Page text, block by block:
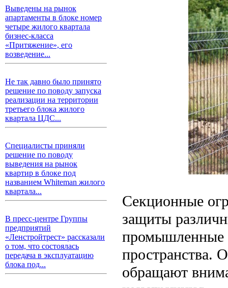
Выведены на рынок
апартаменты в блоке номер
четыре жилого квартала
бизнес-класса
«Притяжение», его
возведение...
Не так давно было принято
решение по поводу запуска
реализации на территории
третьего блока жилого
квартала ЦДС...
Специалисты приняли
решение по поводу
выведения на рынок
квартир в блоке под
названием Whiteman жилого
квартала...
В пресс-центре Группы
предприятий
«Ленстройтрест» рассказали
о том, что состоялась
передача в эксплуатацию
блока под...
Секционные
защиты
промышленные
пространства.
обращают